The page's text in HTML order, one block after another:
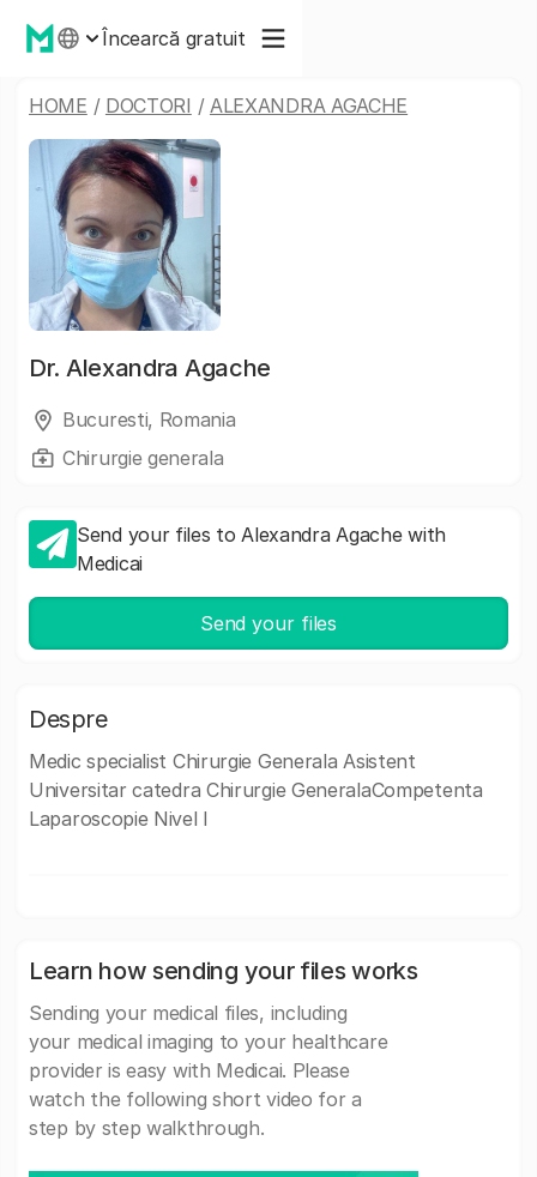
Încearcă gratuit
HOME / DOCTORI / ALEXANDRA AGACHE
Dr. Alexandra Agache
Bucuresti, Romania
Chirurgie generala
Send your files to Alexandra Agache with
Medicai
Send your files
Despre
Medic specialist Chirurgie Generala Asistent
Universitar catedra Chirurgie GeneralaCompetenta
Laparoscopie Nivel I
Learn how sending your files works
Sending your medical files, including
your medical imaging to your healthcare
provider is easy with Medicai. Please
watch the following short video for a
step by step walkthrough.